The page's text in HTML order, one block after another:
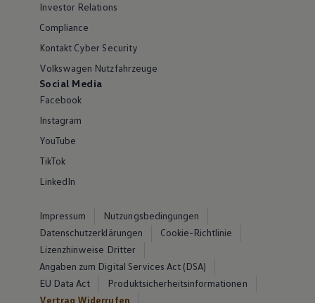
Investor Relations
Compliance
Kontakt Cyber Security
Volkswagen Nutzfahrzeuge
Social Media
Facebook
Instagram
YouTube
TikTok
LinkedIn
Impressum
Nutzungsbedingungen
Datenschutzerklärungen
Cookie-Richtlinie
Lizenzhinweise Dritter
Angaben zum Digital Services Act (DSA)
EU Data Act
Produktsicherheitsinformationen
Vertrag Widerrufen